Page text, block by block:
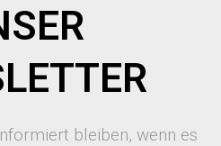
bleiben, wenn es